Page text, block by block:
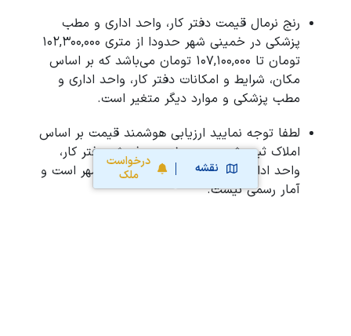
نقشه
درخواست
ملک
رنج نرمال قیمت دفتر کار، واحد اداری و مطب
پزشکی در خمینی شهر حدودا از متری 102,300,000
تومان تا 107,100,000 تومان می‌باشد که بر اساس
مکان، شرایط و امکانات دفتر کار، واحد اداری و
مطب پزشکی و موارد دیگر متغیر است.
لطفا توجه نمایید ارزیابی هوشمند قیمت بر اساس
املاک ثبت شده جهت خرید و فروش دفتر کار،
واحد اداری و مطب پزشکی در خمینی شهر است و
آمار رسمی نیست.